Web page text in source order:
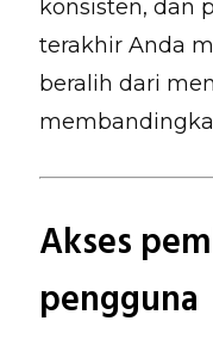
konsisten, dan
terakhir Anda
beralih dari
Akses
pengguna